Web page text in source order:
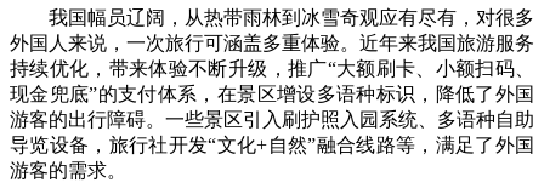
我国幅员辽阔，从热带雨林到冰雪奇观应有尽有，对很多
外国人来说，一次旅行可涵盖多重体验。近年来我国旅游服务
持续优化，带来体验不断升级，推广“大额刷卡、小额扫码、
现金兜底”的支付体系，在景区增设多语种标识，降低了外国
游客的出行障碍。一些景区引入刷护照入园系统、多语种自助
导览设备，旅行社开发“文化+自然”融合线路等，满足了外国
游客的需求。